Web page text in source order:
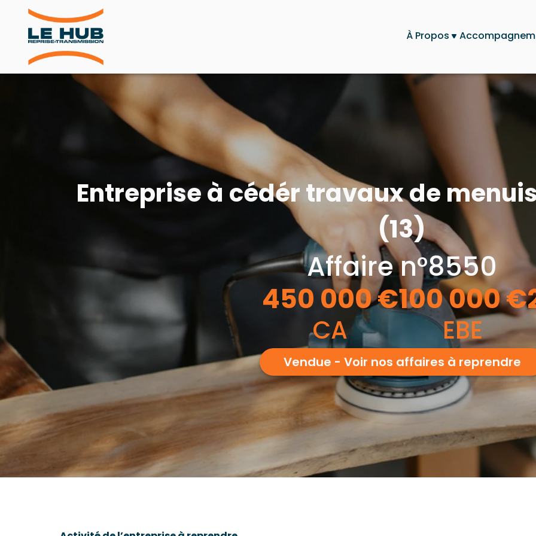
À Propos
Entreprise à cédér travaux de
(13)
Affaire n°8550
450 000€
CA
100 000€
EBE
Vendue - Voir nos affaires à reprendre